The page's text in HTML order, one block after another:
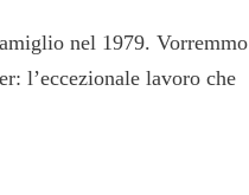
nel 1979. Vorremmo
l’eccezionale lavoro che